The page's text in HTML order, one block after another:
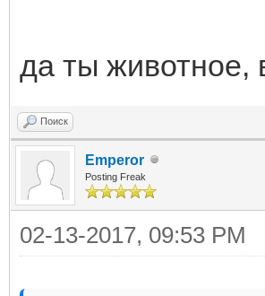
да ты животное,
Поиск
Emperor
Posting Freak
02-13-2017, 09:53 PM